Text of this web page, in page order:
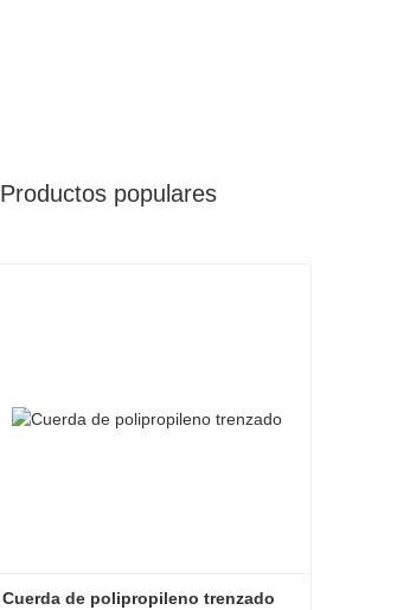
Productos populares
Cuerda de polipropileno trenzado